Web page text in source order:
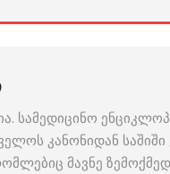
კანონიდან საშიში
მავნე